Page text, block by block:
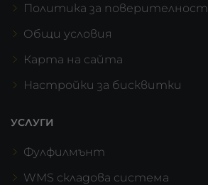
Политика за поверителност
Общи условия
Карта на сайта
Настройки за бисквитки
УСЛУГИ
Фулфилмънт
WMS складова система